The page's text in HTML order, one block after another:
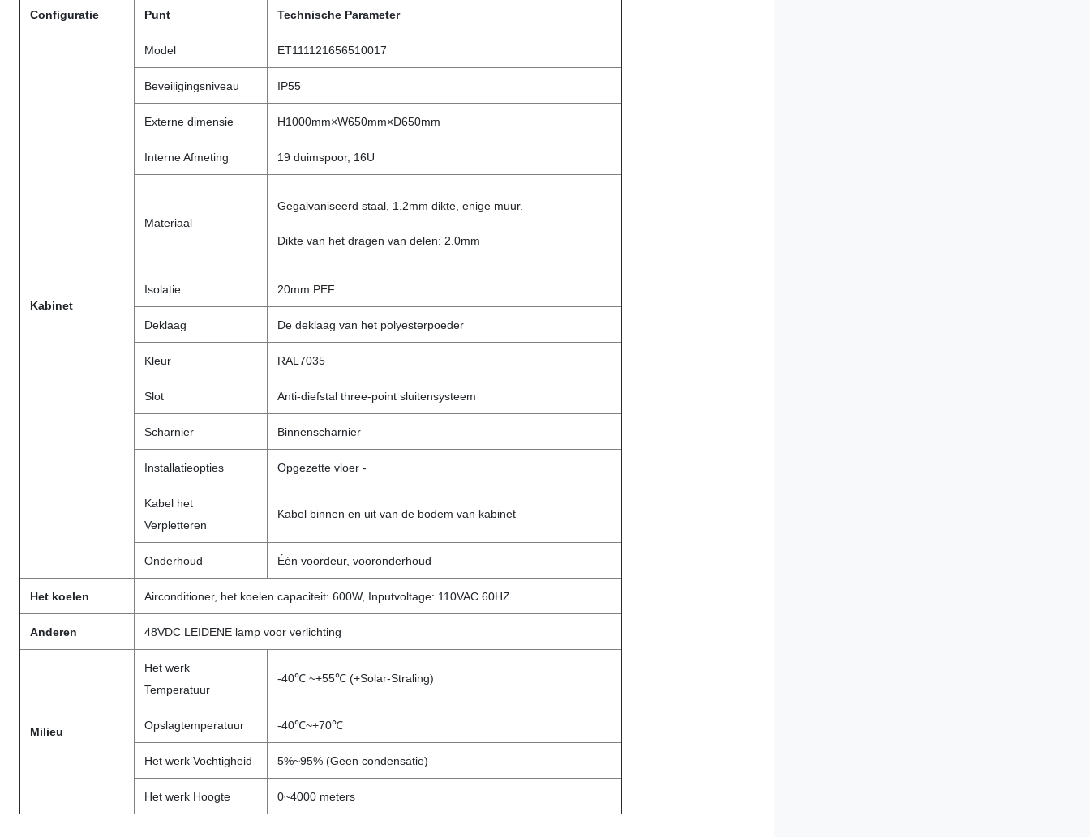
Configuratie Punt Technische Parameter
Kabinet
Model ET111121656510017
Beveiligingsniveau IP55
Externe dimensie H1000mm×W650mm×D650mm
Interne Afmeting 19 duimspoor, 16U
Materiaal
Gegalvaniseerd staal, 1.2mm dikte, enige muur.
Dikte van het dragen van delen: 2.0mm
Isolatie 20mm PEF
Deklaag De deklaag van het polyesterpoeder
Kleur RAL7035
Slot Anti-diefstal three-point sluitensysteem
Scharnier Binnenscharnier
Installatieopties Opgezette vloer -
Kabel het
Verpletteren
Kabel binnen en uit van de bodem van kabinet
Onderhoud Één voordeur, vooronderhoud
Het koelen Airconditioner, het koelen capaciteit: 600W, Inputvoltage: 110VAC 60HZ
Anderen 48VDC LEIDENE lamp voor verlichting
Milieu
Het werk
Temperatuur
-40℃ ~+55℃ (+Solar-Straling)
Opslagtemperatuur -40℃~+70℃
Het werk Vochtigheid 5%~95% (Geen condensatie)
Het werk Hoogte 0~4000 meters